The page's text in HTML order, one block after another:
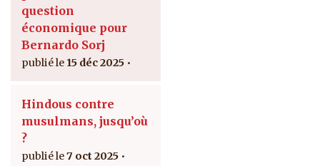
question
économique pour
Bernardo Sorj
15 déc 2025
Hindous contre
musulmans, jusqu’où
?
7 oct 2025